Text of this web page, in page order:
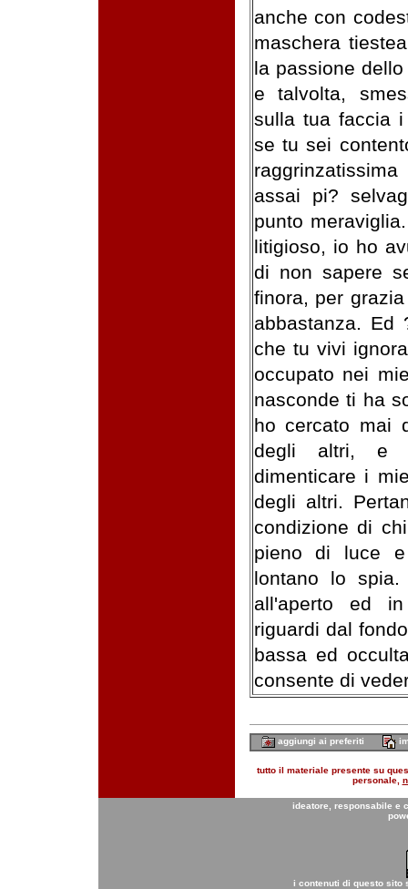
anche con
maschera
la passione
e talvolta,
sulla tua faccia
se tu sei
assai pi?
punto
litigioso, io ho
di non sapere
finora, per
abbastanza. Ed
che tu vivi
occupato nei
nasconde ti ha
ho cercato mai
degli altri, e
dimenticare i
degli altri.
condizione di
pieno di luce
lontano lo
all'aperto ed
riguardi dal
bassa ed
consente di
aggiungi ai preferiti
tutto il materiale presente su
personale,
ideatore, responsabile e
i contenuti di questo sito